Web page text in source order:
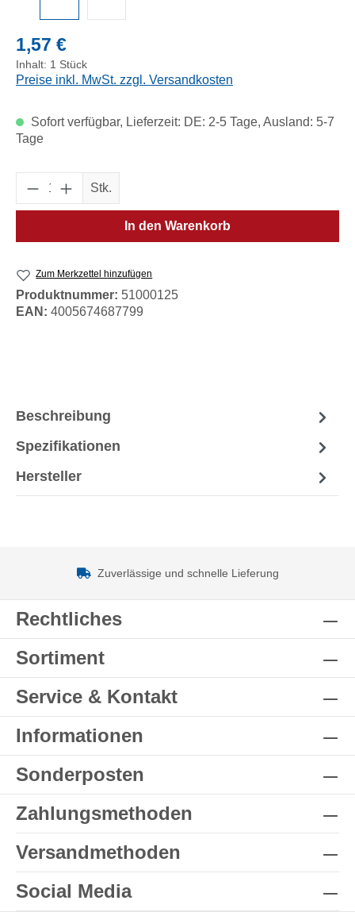
Regulärer Preis:
1,57 €
Inhalt: 1 Stück
Preise inkl. MwSt. zzgl. Versandkosten
Sofort verfügbar, Lieferzeit: DE: 2-5 Tage, Ausland: 5-7
Tage
Produkt Anzahl: Gib den gewünschten
Stk.
In den Warenkorb
Zum Merkzettel hinzufügen
Produktnummer: 51000125
EAN: 4005674687799
Beschreibung
Spezifikationen
Hersteller
Zuverlässige und schnelle Lieferung
Rechtliches
Sortiment
Service & Kontakt
Informationen
Sonderposten
Zahlungsmethoden
Versandmethoden
Social Media